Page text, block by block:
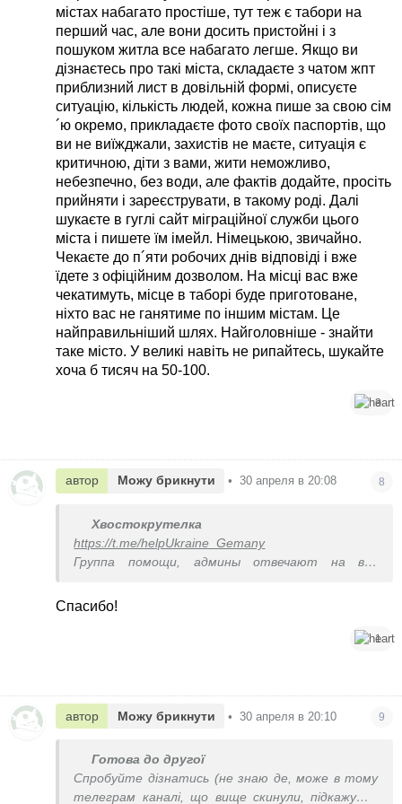
містах набагато простіше, тут теж є табори на
перший час, але вони досить пристойні і з
пошуком житла все набагато легше. Якщо ви
дізнаєтесь про такі міста, складаєте з чатом жпт
приблизний лист в довільній формі, описуєте
ситуацію, кількість людей, кожна пише за свою сім
´ю окремо, прикладаєте фото своїх паспортів, що
ви не виїжджали, захистів не маєте, ситуація є
критичною, діти з вами, жити неможливо,
небезпечно, без води, але фактів додайте, просіть
прийняти і зареєструвати, в такому роді. Далі
шукаєте в гуглі сайт міграційної служби цього
міста і пишете їм імейл. Німецькою, звичайно.
Чекаєте до п´яти робочих днів відповіді і вже
їдете з офіційним дозволом. На місці вас вже
чекатимуть, місце в таборі буде приготоване,
ніхто вас не ганятиме по іншим містам. Це
найправильніший шлях. Найголовніше - знайти
таке місто. У великі навіть не рипайтесь, шукайте
хоча б тисяч на 50-100.
3
автор Можу брикнути • 30 апреля в 20:08 8
Xвостокрутелка
https://t.me/helpUkraine_Gemany
Группа помощи, админы отвечают на все
Спасибо!
1
автор Можу брикнути • 30 апреля в 20:10 9
Готова до другої
Спробуйте дізнатись (не знаю де, може в тому
телеграм каналі, що вище скинули, підкажуть)